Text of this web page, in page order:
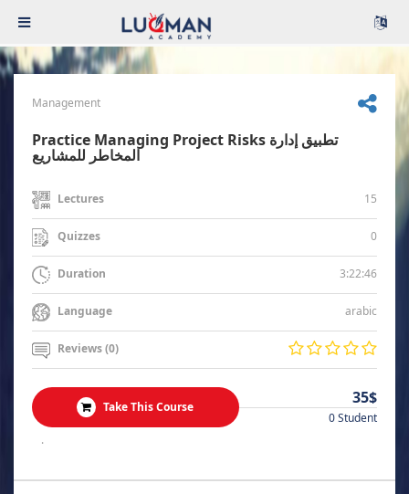
Management
Practice Managing Project Risks تطبيق إدارة
المخاطر للمشاريع
Lectures 15
Quizzes 0
Duration 3:22:46
Language arabic
Reviews (0)
Take This Course 35$
0 Student
.